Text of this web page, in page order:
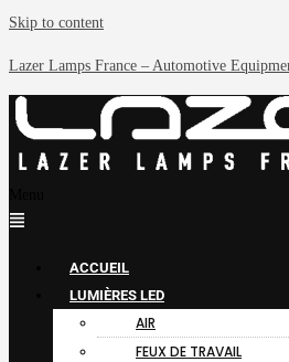
Skip to content
Lazer Lamps France – Automotive
ACCUEIL
LUMIÈRES LED
AIR
FEUX DE TRAVAIL